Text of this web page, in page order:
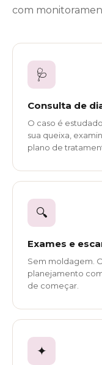
com
🩺
Consulta de
O caso é
sua queixa,
plano de
🔍
Exames e
Sem moldagem.
planejamento
de começar.
✦